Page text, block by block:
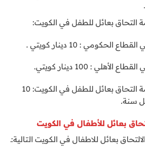
التحاق بعائل للطفل في الكويت:
الحكومي : 10 دينار كويتي .
: 100 دينار كويتي.
رسوم تجديد إقامة التحاق بعائل للطفل في الكويت: 10
سنة.
بعائل للأطفال في الكويت
بعائل للاطفال في الكويت التالية:ـ